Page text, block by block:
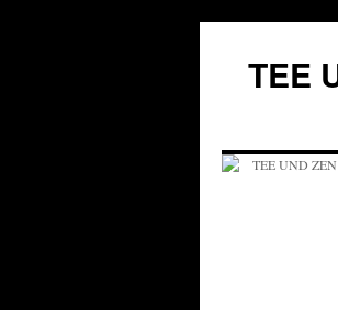
springen
TEE